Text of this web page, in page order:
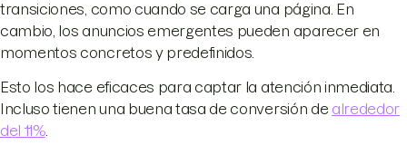
transiciones, como cuando se carga una página. En
cambio, los anuncios emergentes pueden aparecer en
momentos concretos y predefinidos.
Esto los hace eficaces para captar la atención inmediata.
Incluso tienen una buena tasa de conversión de alrededor
del 11%.